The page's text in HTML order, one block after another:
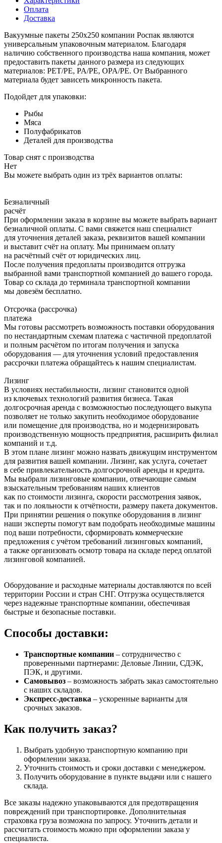
Оплата
Доставка
Вакуумные пакеты 250x250 компании Роспак являются
универсальным упаковочным материалом. Благодаря
наличию собственного производства наша компания, может
предоставить пакеты данного размера из следующих
материалов: PET/PE, PA/PE, OPA/PE. От Выбранного
материала будет зависеть микронность пакета.
Подойдет для упаковки:
Рыбы
Мяса
Полуфабрикатов
Деталей для производства
Товар снят с производства
Нет
Вы можете выбрать один из трёх вариантов оплаты:
Безналичный
расчёт
При оформлении заказа в корзине вы можете выбрать вариант
безналичной оплаты. С вами свяжется наш специалист
для уточнения деталей заказа, реквизитов вашей компании
и выставит счёт на оплату. Мы принимаем оплату
на расчётный счёт от юридических лиц.
После получения предоплаты производится отгрузка
выбранной вами транспортной компанией до вашего города.
Товар со склада до терминала транспортной компании
мы довезём бесплатно.
Отсрочка (рассрочка)
платежа
Мы готовы рассмотреть возможность поставки оборудования
по нестандартным схемам платежа с частичной предоплатой
и полным расчётом по итогам получения и запуска
оборудования — для уточнения условий предоставления
рассрочки платежа обращайтесь к нашим специалистам.
Лизинг
В условиях нестабильности, лизинг становится одной
из ключевых технологий развития бизнеса. Такая
долгосрочная аренда с возможностью последующего выкупа
позволяет не только закупить необходимое оборудование
или помещение для производства, но и модернизировать
производственную мощность предприятия, расширить филиал
компаний и т.д.
В этом плане лизинг можно назвать движущим инструментом
для развития вашей компании. Лизинг, как услуга, сочетает
в себе привлекательность долгосрочной аренды и кредита.
Мы выбрали лизинговые компании, отвечающие самым
взыскательным требованиям наших клиентов
как по стоимости лизинга, скорости рассмотрения заявок,
так и по лояльности к отчётности, размеру пакета документов.
При принятии решения о покупке оборудования в лизинг
наши эксперты помогут вам подобрать необходимые машины
под ваши потребности, сформировать коммерческие
предложения с учётом требований лизинговых компаний,
а также организовать осмотр товара на складе перед оплатой
лизинговой компанией.
Оборудование и расходные материалы доставляются по всей
территории России и стран СНГ. Отгрузка осуществляется
через надежные транспортные компании, обеспечивая
быстрые и безопасные поставки.
Способы доставки:
Транспортные компании – сотрудничество с
проверенными партнерами: Деловые Линии, СДЭК,
ПЭК, и другими.
Самовывоз – возможность забрать заказ самостоятельно
с наших складов.
Экспресс-доставка – ускоренные варианты для
срочных заказов.
Как получить заказ?
Выбрать удобную транспортную компанию при
оформлении заказа.
Уточнить стоимость и сроки доставки с менеджером.
Получить оборудование в пункте выдачи или с нашего
склада.
Все заказы надежно упаковываются для предотвращения
повреждений при транспортировке. Дополнительная
страховка груза возможна по запросу. Уточнить детали и
рассчитать стоимость можно при оформлении заказа у
специалиста.